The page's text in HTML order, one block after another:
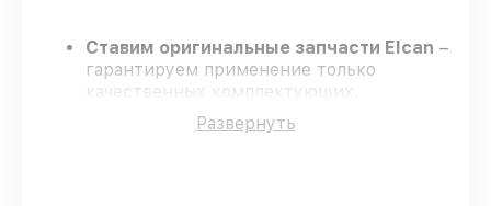
Ставим оригинальные запчасти Elcan –
гарантируем применение только
качественных комплектующих.
Квалифицированные специалисты
проходят постоянное обучение, что
Развернуть